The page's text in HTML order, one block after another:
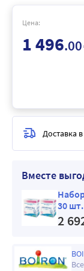
Вместе
30
2
Цена:
1 496.00
Доставка в